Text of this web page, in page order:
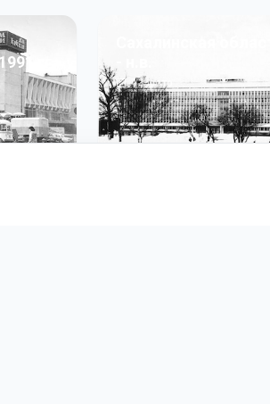
гг
13фото